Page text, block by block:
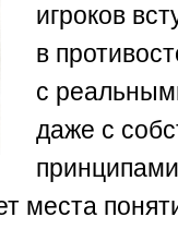
игроков
в
с
даже с
места